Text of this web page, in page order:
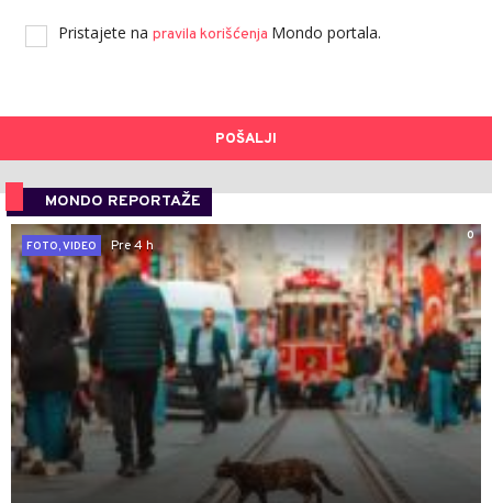
Pristajete na pravila korišćenja Mondo portala.
POŠALJI
MONDO REPORTAŽE
0
FOTO, VIDEO
Pre 4 h